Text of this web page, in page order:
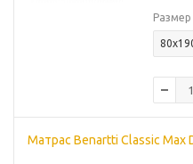
Матрас Benartti Classic Max